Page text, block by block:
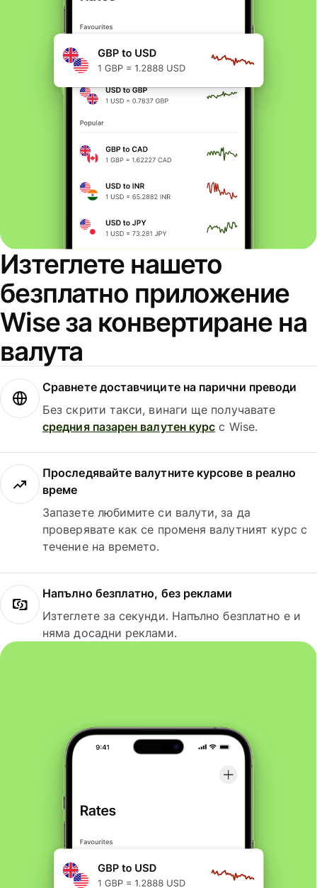
Изтеглете нашето
безплатно приложение
Wise за конвертиране на
валута
Сравнете доставчиците на парични преводи
Без скрити такси, винаги ще получавате
средния пазарен валутен курс с Wise.
Проследявайте валутните курсове в реално
време
Запазете любимите си валути, за да
проверявате как се променя валутният курс с
течение на времето.
Напълно безплатно, без реклами
Изтеглете за секунди. Напълно безплатно е и
няма досадни реклами.